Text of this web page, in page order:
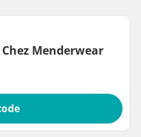
Chez Menderwear